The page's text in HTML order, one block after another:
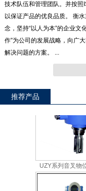
技术队伍和管理团队。并按照
以保证产品的优良品质。 衡
念，坚持“以人为本”的企业文
作”为公司的发展战略，向广
解决问题的方案。 ...
推荐产品
UZY系列音叉物